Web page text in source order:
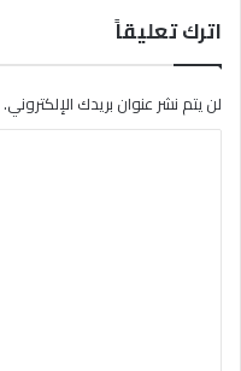
اترك تعليقاً
لن يتم نشر عنوان بريدك الإلكتروني.